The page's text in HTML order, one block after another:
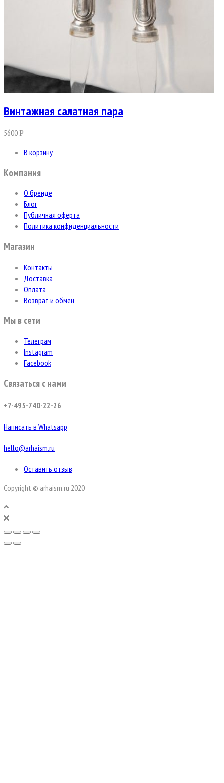
Винтажная салатная пара
5600Р
В корзину
Компания
О бренде
Блог
Публичная оферта
Политика конфиденциальности
Магазин
Контакты
Доставка
Оплата
Возврат и обмен
Мы в сети
Телеграм
Instagram
Facebook
Связаться с нами
+7-495-740-22-26
Написать в Whatsapp
hello@arhaism.ru
Оставить отзыв
Copyright © arhaism.ru 2020